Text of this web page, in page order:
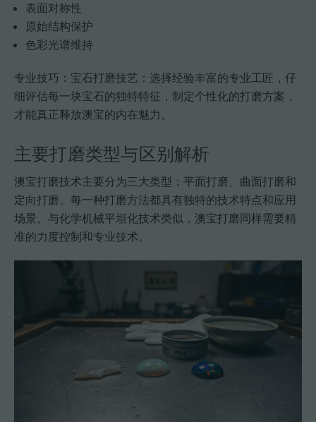
表面对称性
原始结构保护
色彩光谱维持
专业技巧：宝石打磨技艺：选择经验丰富的专业工匠，仔
细评估每一块宝石的独特特征，制定个性化的打磨方案，
才能真正释放澳宝的内在魅力。
主要打磨类型与区别解析
澳宝打磨技术主要分为三大类型：平面打磨、曲面打磨和
定向打磨。每一种打磨方法都具有独特的技术特点和应用
场景。与化学机械平坦化技术类似，澳宝打磨同样需要精
准的力度控制和专业技术。